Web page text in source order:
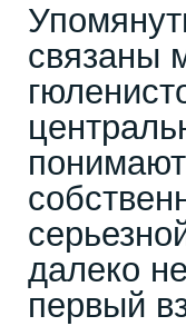
связаны
далеко
первый